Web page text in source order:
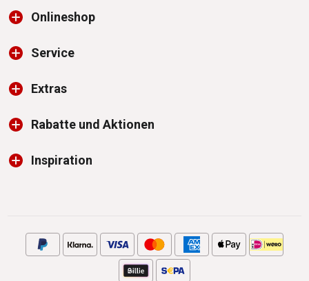
Onlineshop
Service
Extras
Rabatte und Aktionen
Inspiration